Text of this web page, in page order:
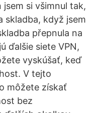
si všimnul tak,
skladba, když jsem
přepnula na
ďalšie siete VPN,
vyskúšať, keď
V tejto
môžete získať
bez